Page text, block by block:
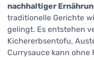
nachhaltiger
traditionelle Gerichte
gelingt. Es entstehen
Kichererbsentofu,
Currysauce kann